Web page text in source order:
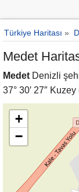
Türkiye Haritası »
Medet
Medet Denizli
37° 30′ 27″
+
−